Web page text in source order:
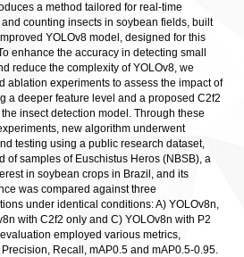
a method tailored for real-time
counting insects in soybean fields, built
YOLOv8 model, designed for this
enhance the accuracy in detecting small
reduce the complexity of YOLOv8, we
ablation experiments to assess the impact of
a deeper feature level and a proposed C2f2
the insect detection model. Through these
new algorithm underwent
testing using a public research dataset,
of samples of Euschistus Heros (NBSB), a
in soybean crops in Brazil, and its
was compared against three
under identical conditions: A) YOLOv8n,
with C2f2 only and C) YOLOv8n with P2
employed various metrics,
Recall, mAP0.5 and mAP0.5-0.95.